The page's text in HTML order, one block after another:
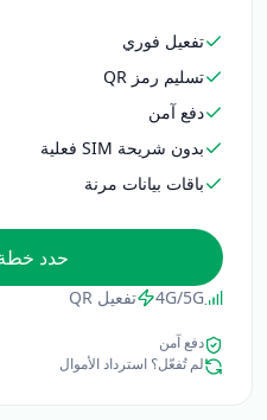
تفعيل فوري
تسليم رمز QR
دفع آمن
بدون شريحة SIM فعلية
باقات بيانات مرنة
حدد خطة
4G/5G تفعيل QR
دفع آمن
لم تُفعّل؟ استرداد الأموال